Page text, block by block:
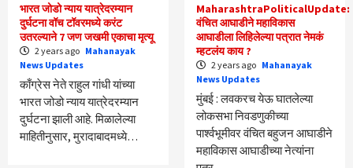
भारत जोडो न्याय यात्रेदरम्यान
दुर्घटना वॉच टॉवरमध्ये करंट
उतरल्याने 7 जण जखमी एकाचा मृत्यू
2 years ago Mahanayak
News Updates
काँग्रेस नेते राहुल गांधी यांच्या
भारत जोडो न्याय यात्रेदरम्यान
दुर्घटना झाली आहे. मिळालेल्या
माहितीनुसार, मुरादाबादमध्ये…
MaharashtraPoliticalUpdate:
वंचित आघाडीने महाविकास
आघाडीला लिहिलेल्या पत्रात नेमकं
म्हटलंय काय ?
2 years ago Mahanayak
News Updates
मुंबई : लवकरच येऊ घातलेल्या
लोकसभा निवडणुकीच्या
पार्श्वभूमीवर वंचित बहुजन आघाडीने
महाविकास आघाडीच्या नेत्यांना